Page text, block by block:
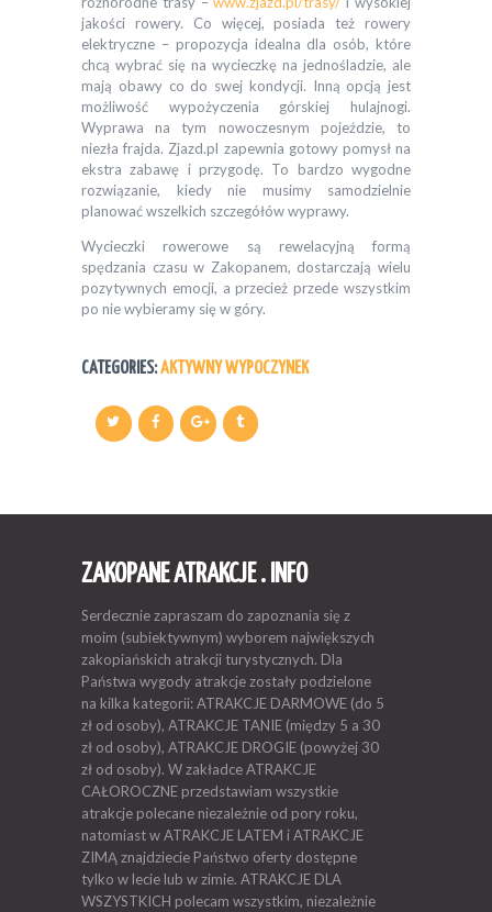
jakości rowery. Co więcej, posiada też rowery
elektryczne – propozycja idealna dla osób, które
chcą wybrać się na wycieczkę na jednośladzie, ale
mają obawy co do swej kondycji. Inną opcją jest
możliwość wypożyczenia górskiej hulajnogi.
Wyprawa na tym nowoczesnym pojeździe, to
niezła frajda. Zjazd.pl zapewnia gotowy pomysł na
ekstra zabawę i przygodę. To bardzo wygodne
rozwiązanie, kiedy nie musimy samodzielnie
planować wszelkich szczegółów wyprawy.
Wycieczki rowerowe są rewelacyjną formą
spędzania czasu w Zakopanem, dostarczają wielu
pozytywnych emocji, a przecież przede wszystkim
po nie wybieramy się w góry.
CATEGORIES:AKTYWNY WYPOCZYNEK
ZAKOPANE ATRAKCJE . INFO
Serdecznie zapraszam do zapoznania się z
moim (subiektywnym) wyborem największych
zakopiańskich atrakcji turystycznych. Dla
Państwa wygody atrakcje zostały podzielone
na kilka kategorii: ATRAKCJE DARMOWE (do 5
zł od osoby), ATRAKCJE TANIE (między 5 a 30
zł od osoby), ATRAKCJE DROGIE (powyżej 30
zł od osoby). W zakładce ATRAKCJE
CAŁOROCZNE przedstawiam wszystkie
atrakcje polecane niezależnie od pory roku,
natomiast w ATRAKCJE LATEM i ATRAKCJE
ZIMĄ znajdziecie Państwo oferty dostępne
tylko w lecie lub w zimie. ATRAKCJE DLA
WSZYSTKICH polecam wszystkim, niezależnie